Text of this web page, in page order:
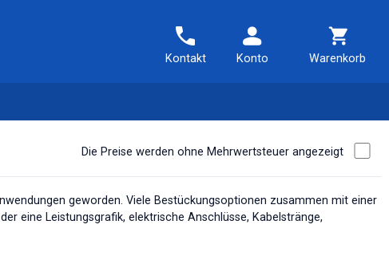
Kontakt Konto Warenkorb
Die Preise werden ohne Mehrwertsteuer angezeigt
geworden. Viele Bestückungsoptionen zusammen mit einer
eine Leistungsgrafik, elektrische Anschlüsse, Kabelstränge,